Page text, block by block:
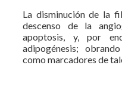
La disminución de la
descenso de la
apoptosis, y, por
adipogénesis;
como marcadores de